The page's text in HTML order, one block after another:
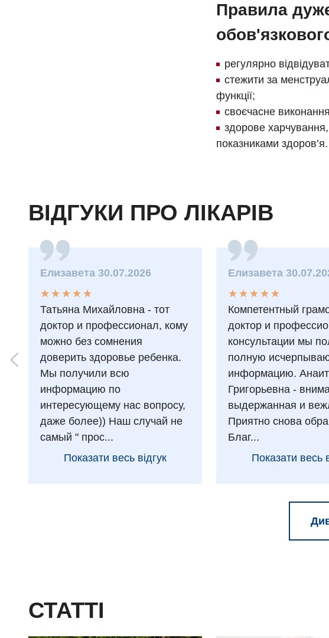
Правила
регулярно
стежити за
функції;
своєчасне
здорове
показниками здоров’я.
ВІДГУКИ ПРО ЛІКАРІВ
Елизавета 30.07.2026
★
★
★
★
★
★ ★ ★ ★ ★
Татьяна Михайловна - тот
доктор и профессионал, кому
можно без сомнения
доверить здоровье ребенка.
Мы получили всю
информацию по
интересующему нас вопросу,
даже более)) Наш случай не
самый " прос...
Показати весь відгук
Елизавета
★
★
★
★
★
★ ★ ★ ★ ★
Компетентный
доктор и
консультации мы
полную
информацию. Анаит
Григорьевна -
выдержанная и
Приятно снова
Благ...
Показати весь
СТАТТІ